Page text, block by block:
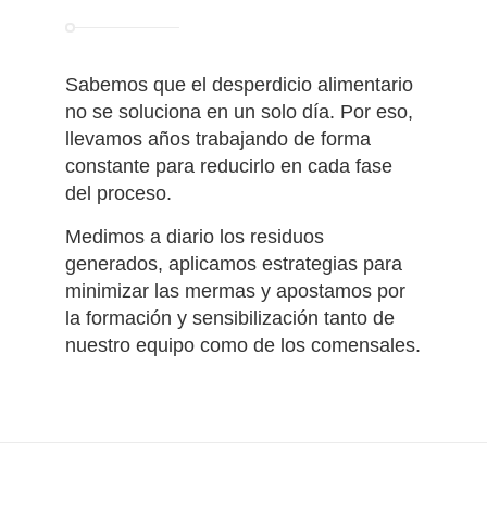
Sabemos que el desperdicio alimentario
no se soluciona en un solo día. Por eso,
llevamos años trabajando de forma
constante para reducirlo en cada fase
del proceso.
Medimos a diario los residuos
generados, aplicamos estrategias para
minimizar las mermas y apostamos por
la formación y sensibilización tanto de
nuestro equipo como de los comensales.